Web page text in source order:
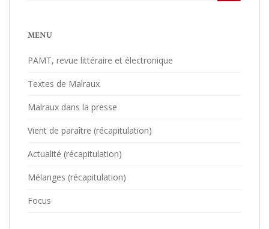
MENU
PAMT, revue littéraire et électronique
Textes de Malraux
Malraux dans la presse
Vient de paraître (récapitulation)
Actualité (récapitulation)
Mélanges (récapitulation)
Focus